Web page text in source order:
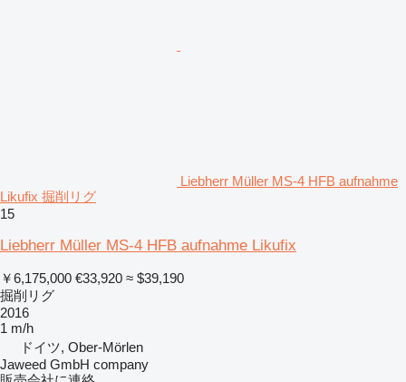
Liebherr Müller MS-4 HFB aufnahme
Likufix 掘削リグ
15
Liebherr Müller MS-4 HFB aufnahme Likufix
￥6,175,000 €33,920 ≈ $39,190
掘削リグ
2016
1 m/h
ドイツ, Ober-Mörlen
Jaweed GmbH company